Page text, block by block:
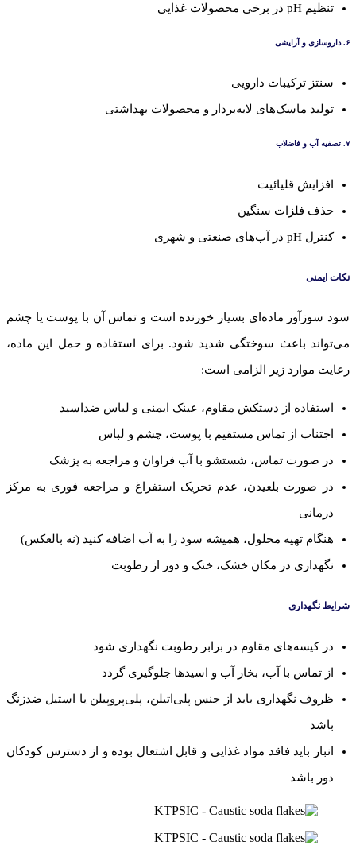
تنظیم pH در برخی محصولات غذایی
۶. داروسازی و آرایشی
سنتز ترکیبات دارویی
تولید ماسک‌های لایه‌بردار و محصولات بهداشتی
۷. تصفیه آب و فاضلاب
افزایش قلیائیت
حذف فلزات سنگین
کنترل pH در آب‌های صنعتی و شهری
نکات ایمنی
سود سوزآور ماده‌ای بسیار خورنده است و تماس آن با پوست یا چشم
می‌تواند باعث سوختگی شدید شود. برای استفاده و حمل این ماده،
رعایت موارد زیر الزامی است:
استفاده از دستکش مقاوم، عینک ایمنی و لباس ضداسید
اجتناب از تماس مستقیم با پوست، چشم و لباس
در صورت تماس، شستشو با آب فراوان و مراجعه به پزشک
در صورت بلعیدن، عدم تحریک استفراغ و مراجعه فوری به مرکز
درمانی
هنگام تهیه محلول، همیشه سود را به آب اضافه کنید (نه بالعکس)
نگهداری در مکان خشک، خنک و دور از رطوبت
شرایط نگهداری
در کیسه‌های مقاوم در برابر رطوبت نگهداری شود
از تماس با آب، بخار آب و اسیدها جلوگیری گردد
ظروف نگهداری باید از جنس پلی‌اتیلن، پلی‌پروپیلن یا استیل ضدزنگ
باشد
انبار باید فاقد مواد غذایی و قابل اشتعال بوده و از دسترس کودکان
دور باشد